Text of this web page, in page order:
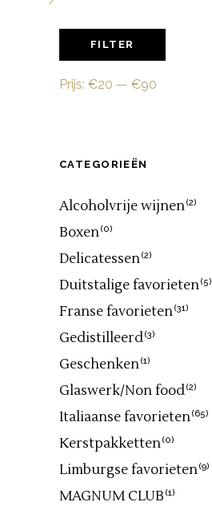
prijs
prijs
FILTER
Prijs: €20 — €90
CATEGORIEËN
Alcoholvrije wijnen(2)
Boxen(0)
Delicatessen(2)
Duitstalige favorieten(5)
Franse favorieten(31)
Gedistilleerd(3)
Geschenken(1)
Glaswerk/Non food(2)
Italiaanse favorieten(65)
Kerstpakketten(0)
Limburgse favorieten(9)
MAGNUM CLUB (1)